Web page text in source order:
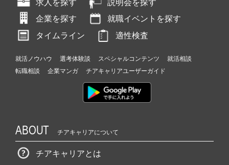
求人を探す
説明会を探す
企業を探す
就職イベントを探す
タイムライン
適性検査
就活ノウハウ 選考体験談 スペシャルコンテンツ
就活相談
転職相談
企業マンガ チアキャリアユーザーガイド
ABOUT チアキャリアについて
チアキャリアとは